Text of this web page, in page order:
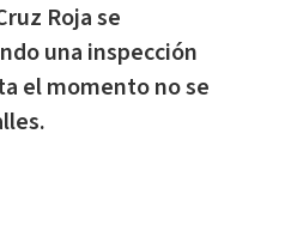
Roja se
una inspección
el momento no se